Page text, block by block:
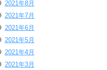
2021年8月
2021年7月
2021年6月
2021年5月
2021年4月
2021年3月